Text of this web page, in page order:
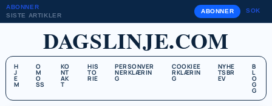
ABONNER
SISTE ARTIKLER
ABONNER SOK
DAGSLINJE.COM
H
J
E
M
O
M
O
SS
KO
NT
AK
T
HIS
TO
RIE
PERSONVER
NERKLÆRIN
G
COOKIEE
RKLÆRIN
G
NYHE
TSBR
EV
B
L
O
G
G